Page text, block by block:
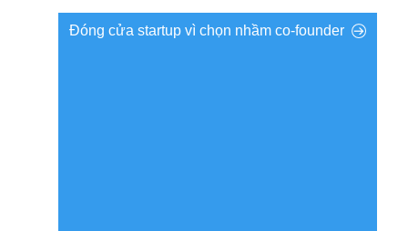
Đóng cửa startup vì chọn nhầm co-founder